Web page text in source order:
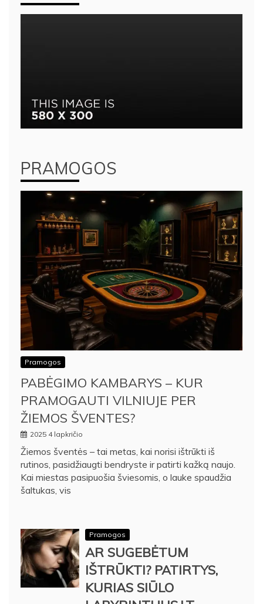
PRAMOGOS
Pramogos
PABĖGIMO KAMBARYS – KUR
PRAMOGAUTI VILNIUJE PER
ŽIEMOS ŠVENTES?
2025 4 lapkričio
Žiemos šventės – tai metas, kai norisi ištrūkti iš
rutinos, pasidžiaugti bendryste ir patirti kažką naujo.
Kai miestas pasipuošia šviesomis, o lauke spaudžia
šaltukas, vis
Pramogos
AR SUGEBĖTUM
IŠTRŪKTI? PATIRTYS,
KURIAS SIŪLO